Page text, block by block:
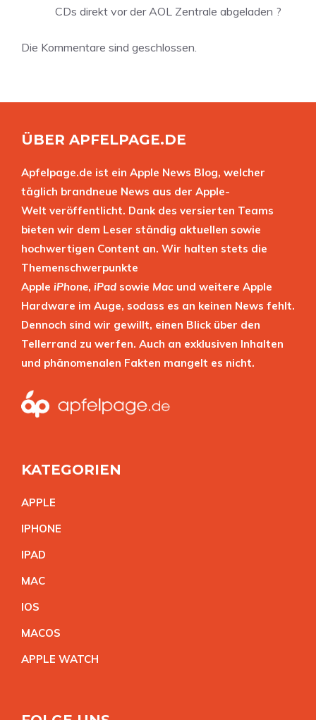
CDs direkt vor der AOL Zentrale abgeladen ?
Die Kommentare sind geschlossen.
ÜBER APFELPAGE.DE
Apfelpage.de ist ein Apple News Blog, welcher
täglich brandneue News aus der Apple-
Welt veröffentlicht. Dank des versierten Teams
bieten wir dem Leser ständig aktuellen sowie
hochwertigen Content an. Wir halten stets die
Themenschwerpunkte
Apple iPhone, iPad sowie Mac und weitere Apple
Hardware im Auge, sodass es an keinen News fehlt.
Dennoch sind wir gewillt, einen Blick über den
Tellerrand zu werfen. Auch an exklusiven Inhalten
und phänomenalen Fakten mangelt es nicht.
KATEGORIEN
APPLE
IPHONE
IPAD
MAC
IOS
MACOS
APPLE WATCH